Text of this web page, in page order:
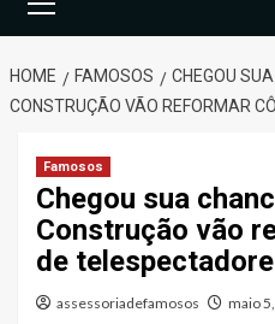
Menu
HOME FAMOSOS
CHEGOU
CONSTRUÇÃO VÃO REFORMAR
Famosos
Chegou sua
Construção vão
de
assessoriadefamosos maio